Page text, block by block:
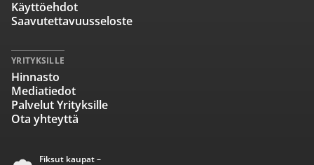
Käyttöehdot
Saavutettavuusseloste
YRITYKSILLE
Hinnasto
Mediatiedot
Palvelut Yrityksille
Ota yhteyttä
Fiksut kaupat –